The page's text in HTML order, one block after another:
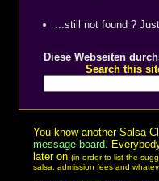
...still not found ?
Diese Webseiten
Search this
You know another Salsa-
message board.
later on (in order to list the
salsa, admission fees and